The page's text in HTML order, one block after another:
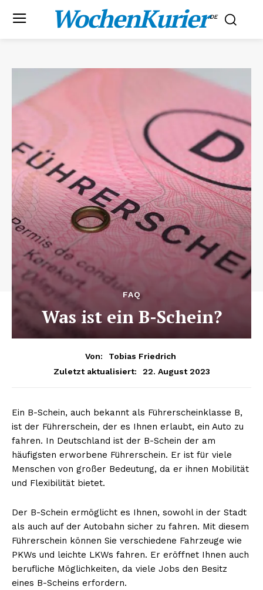
WochenKurier.DE
FAQ
Was ist ein B-Schein?
Von:
Tobias Friedrich
Zuletzt aktualisiert:
22. August 2023
Ein B-Schein, auch bekannt als Führerscheinklasse B,
ist der Führerschein, der es Ihnen erlaubt, ein Auto zu
fahren. In Deutschland ist der B-Schein der am
häufigsten erworbene Führerschein. Er ist für viele
Menschen von großer Bedeutung, da er ihnen Mobilität
und Flexibilität bietet.
Der B-Schein ermöglicht es Ihnen, sowohl in der Stadt
als auch auf der Autobahn sicher zu fahren. Mit diesem
Führerschein können Sie verschiedene Fahrzeuge wie
PKWs und leichte LKWs fahren. Er eröffnet Ihnen auch
berufliche Möglichkeiten, da viele Jobs den Besitz
eines B-Scheins erfordern.